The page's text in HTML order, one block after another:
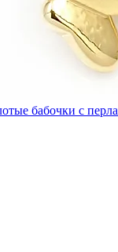
бабочки с